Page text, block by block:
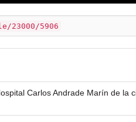
23000/5906
Carlos Andrade Marín de la